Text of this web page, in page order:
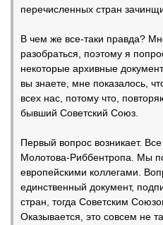
перечисленных стран
В чем же все-таки правда?
разобраться, поэтому я
некоторые архивные
вы знаете, мне показалось,
всех нас, потому что,
бывший Советский Союз.
Первый вопрос возникает.
Молотова-Риббентропа. Мы
европейскими коллегами.
единственный документ,
стран, тогда Советским
Оказывается, это совсем не